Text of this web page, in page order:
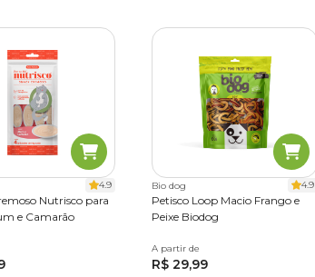
4.9
Nutrisco para
e Camarão
Bio dog 4.9
Petisco Loop Macio Frango e
Peixe Biodog
100g
A partir de
R$ 29,99